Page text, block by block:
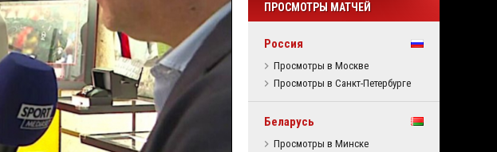
ПРОСМОТРЫ МАТЧЕЙ
Россия
Просмотры в Москве
Просмотры в Санкт-Петербурге
Беларусь
Просмотры в Минске